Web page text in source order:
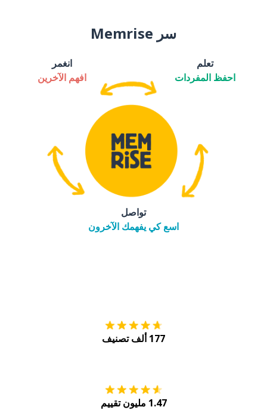
سر Memrise
تعلم
احفظ المفردات
انغمر
افهم الآخرين
تواصل
اسع كي يفهمك الآخرون
177 ألف تصنيف
1.47 مليون تقييم